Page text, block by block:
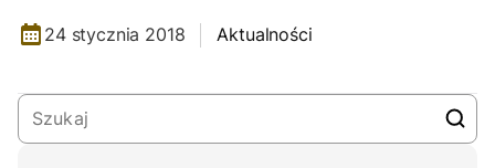
24 stycznia 2018 Aktualności